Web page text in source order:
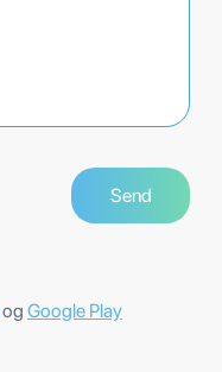
og Google Play